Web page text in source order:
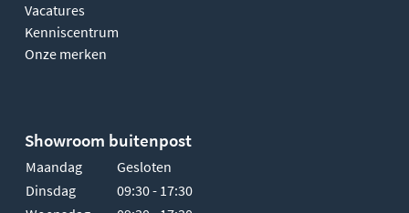
Vacatures
Kenniscentrum
Onze merken
Showroom buitenpost
Maandag
Gesloten
Dinsdag
09:30 - 17:30